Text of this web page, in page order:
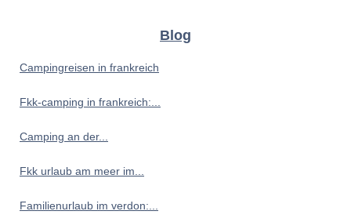
Blog
Campingreisen in frankreich
Fkk-camping in frankreich:...
Camping an der...
Fkk urlaub am meer im...
Familienurlaub im verdon:...